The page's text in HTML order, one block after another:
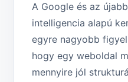
A Google és az
intelligencia alapú
egyre nagyobb
hogy egy weboldal
mennyire jól